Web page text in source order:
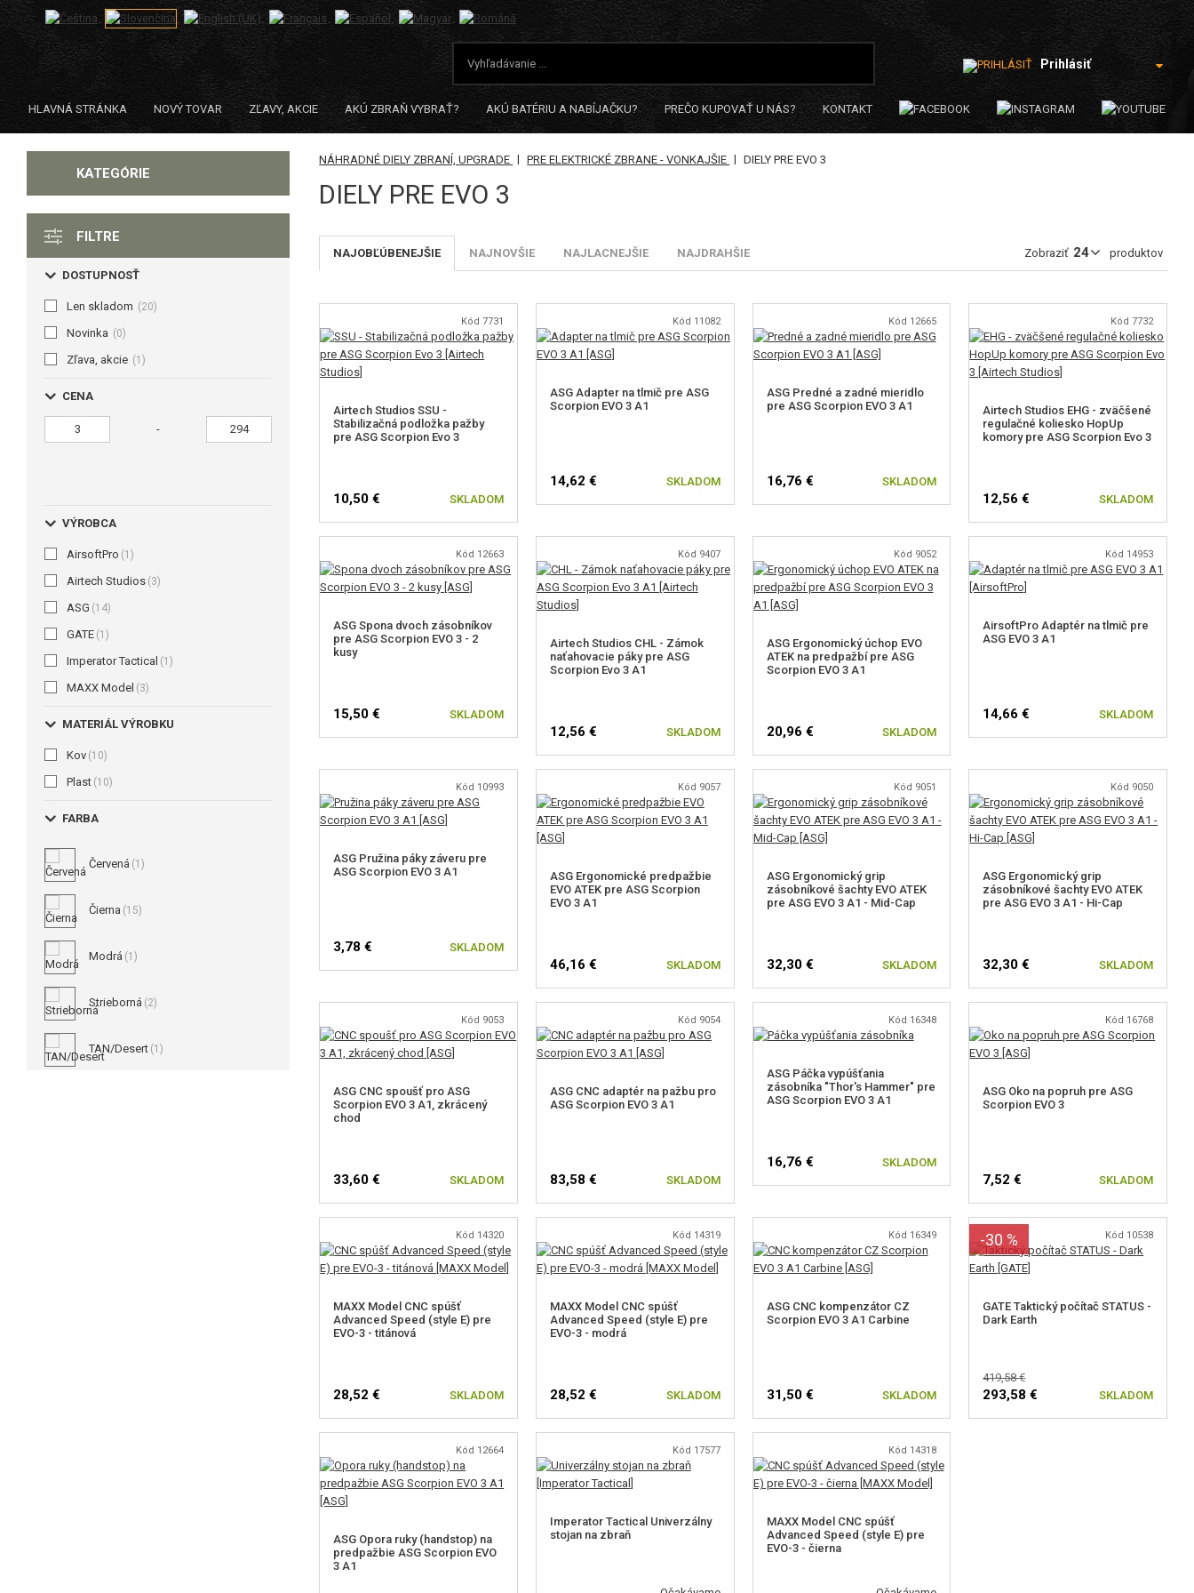
Prihlásiť
HLAVNÁ STRÁNKA NOVÝ TOVAR ZĽAVY, AKCIE AKÚ ZBRAŇ VYBRAŤ? AKÚ BATÉRIU A NABÍJAČKU? PREČO KUPOVAŤ U NÁS? KONTAKT
KATEGÓRIE
FILTRE
DOSTUPNOSŤ
Len skladom (20)
Novinka (0)
Zľava, akcie (1)
CENA
-
VÝROBCA
AirsoftPro (1)
Airtech Studios (3)
ASG (14)
GATE (1)
Imperator Tactical (1)
MAXX Model (3)
MATERIÁL VÝROBKU
Kov (10)
Plast (10)
FARBA
Červená (1)
Čierna (15)
Modrá (1)
Strieborná (2)
TAN/Desert (1)
NÁHRADNÉ DIELY ZBRANÍ, UPGRADE | PRE ELEKTRICKÉ ZBRANE - VONKAJŠIE | DIELY PRE EVO 3
DIELY PRE EVO 3
Zobraziť produktov
NAJOBĽÚBENEJŠIE NAJNOVŠIE NAJLACNEJŠIE NAJDRAHŠIE
Kód 7731
Airtech Studios SSU -
Stabilizačná podložka pažby
pre ASG Scorpion Evo 3
10,50 € SKLADOM
Kód 11082
ASG Adapter na tlmič pre ASG
Scorpion EVO 3 A1
14,62 € SKLADOM
Kód 12665
ASG Predné a zadné mieridlo
pre ASG Scorpion EVO 3 A1
16,76 € SKLADOM
Kód 7732
Airtech Studios EHG - zväčšené
regulačné koliesko HopUp
komory pre ASG Scorpion Evo 3
12,56 € SKLADOM
Kód 12663
ASG Spona dvoch zásobníkov
pre ASG Scorpion EVO 3 - 2
kusy
15,50 € SKLADOM
Kód 9407
Airtech Studios CHL - Zámok
naťahovacie páky pre ASG
Scorpion Evo 3 A1
12,56 € SKLADOM
Kód 9052
ASG Ergonomický úchop EVO
ATEK na predpažbí pre ASG
Scorpion EVO 3 A1
20,96 € SKLADOM
Kód 14953
AirsoftPro Adaptér na tlmič pre
ASG EVO 3 A1
14,66 € SKLADOM
Kód 10993
ASG Pružina páky záveru pre
ASG Scorpion EVO 3 A1
3,78 € SKLADOM
Kód 9057
ASG Ergonomické predpažbie
EVO ATEK pre ASG Scorpion
EVO 3 A1
46,16 € SKLADOM
Kód 9051
ASG Ergonomický grip
zásobníkové šachty EVO ATEK
pre ASG EVO 3 A1 - Mid-Cap
32,30 € SKLADOM
Kód 9050
ASG Ergonomický grip
zásobníkové šachty EVO ATEK
pre ASG EVO 3 A1 - Hi-Cap
32,30 € SKLADOM
Kód 9053
ASG CNC spoušť pro ASG
Scorpion EVO 3 A1, zkrácený
chod
33,60 € SKLADOM
Kód 9054
ASG CNC adaptér na pažbu pro
ASG Scorpion EVO 3 A1
83,58 € SKLADOM
Kód 16348
ASG Páčka vypúšťania
zásobníka "Thor's Hammer" pre
ASG Scorpion EVO 3 A1
16,76 € SKLADOM
Kód 16768
ASG Oko na popruh pre ASG
Scorpion EVO 3
7,52 € SKLADOM
Kód 14320
MAXX Model CNC spúšť
Advanced Speed (style E) pre
EVO-3 - titánová
28,52 € SKLADOM
Kód 14319
MAXX Model CNC spúšť
Advanced Speed (style E) pre
EVO-3 - modrá
28,52 € SKLADOM
Kód 16349
ASG CNC kompenzátor CZ
Scorpion EVO 3 A1 Carbine
31,50 € SKLADOM
-30 % Kód 10538
GATE Taktický počítač STATUS -
Dark Earth
419,58 €
293,58 € SKLADOM
Kód 12664
ASG Opora ruky (handstop) na
predpažbie ASG Scorpion EVO
3 A1
Kód 17577
Imperator Tactical Univerzálny
stojan na zbraň
Kód 14318
MAXX Model CNC spúšť
Advanced Speed (style E) pre
EVO-3 - čierna